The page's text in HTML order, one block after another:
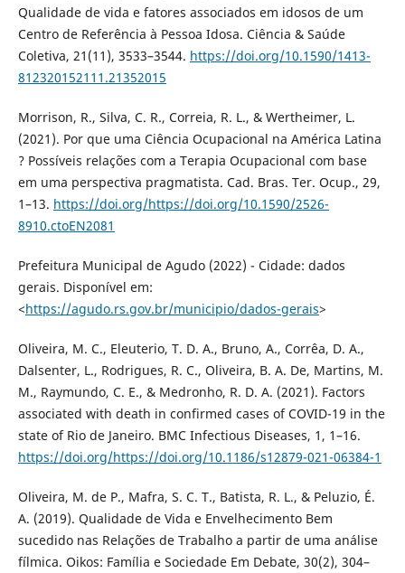
Qualidade de vida e fatores associados em idosos de um
Centro de Referência à Pessoa Idosa. Ciência & Saúde
Coletiva, 21(11), 3533–3544. https://doi.org/10.1590/1413-
812320152111.21352015
Morrison, R., Silva, C. R., Correia, R. L., & Wertheimer, L.
(2021). Por que uma Ciência Ocupacional na América Latina
? Possíveis relações com a Terapia Ocupacional com base
em uma perspectiva pragmatista. Cad. Bras. Ter. Ocup., 29,
1–13. https://doi.org/https://doi.org/10.1590/2526-
8910.ctoEN2081
Prefeitura Municipal de Agudo (2022) - Cidade: dados
gerais. Disponível em:
<https://agudo.rs.gov.br/municipio/dados-gerais>
Oliveira, M. C., Eleuterio, T. D. A., Bruno, A., Corrêa, D. A.,
Dalsenter, L., Rodrigues, R. C., Oliveira, B. A. De, Martins, M.
M., Raymundo, C. E., & Medronho, R. D. A. (2021). Factors
associated with death in confirmed cases of COVID-19 in the
state of Rio de Janeiro. BMC Infectious Diseases, 1, 1–16.
https://doi.org/https://doi.org/10.1186/s12879-021-06384-1
Oliveira, M. de P., Mafra, S. C. T., Batista, R. L., & Peluzio, É.
A. (2019). Qualidade de Vida e Envelhecimento Bem
sucedido nas Relações de Trabalho a partir de uma análise
fílmica. Oikos: Família e Sociedade Em Debate, 30(2), 304–